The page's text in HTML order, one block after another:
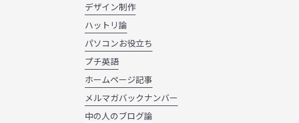
デザイン制作
ハットリ論
パソコンお役立ち
プチ英語
ホームページ記事
メルマガバックナンバー
中の人のブログ論